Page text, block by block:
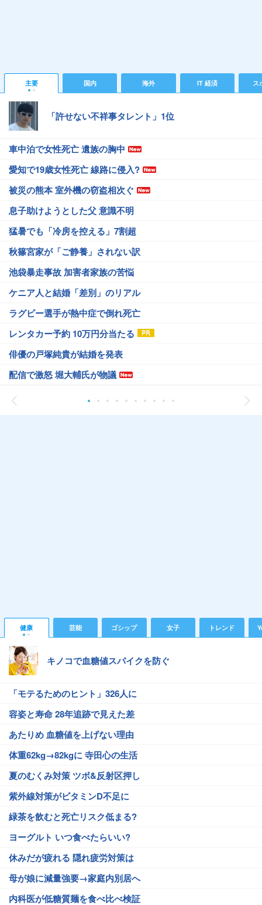
主要 国内 海外 IT 経済 ス
「許せない不祥事タレント」1位
車中泊で女性死亡 遺族の胸中
愛知で19歳女性死亡 線路に侵入?
被災の熊本 室外機の窃盗相次ぐ
息子助けようとした父 意識不明
猛暑でも「冷房を控える」7割超
秋篠宮家が「ご静養」されない訳
池袋暴走事故 加害者家族の苦悩
ケニア人と結婚「差別」のリアル
ラグビー選手が熱中症で倒れ死亡
レンタカー予約 10万円分当たる
俳優の戸塚純貴が結婚を発表
配信で激怒 堀大輔氏が物議
健康 芸能 ゴシップ 女子 トレンド
キノコで血糖値スパイクを防ぐ
「モテるためのヒント」326人に
容姿と寿命 28年追跡で見えた差
あたりめ 血糖値を上げない理由
体重62kg→82kgに 寺田心の生活
夏のむくみ対策 ツボ&反射区押し
紫外線対策がビタミンD不足に
緑茶を飲むと死亡リスク低まる?
ヨーグルト いつ食べたらいい?
休みだが疲れる 隠れ疲労対策は
母が娘に減量強要→家庭内別居へ
内科医が低糖質麺を食べ比べ検証